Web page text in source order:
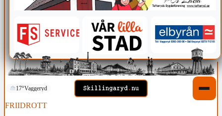
17°Vaggeryd
FRIIDROTT